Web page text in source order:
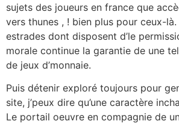
sujets des joueurs en france que
vers thunes , ! bien plus pour ceux-
estrades dont disposent d’le
morale continue la garantie de une
de jeux d’monnaie.
Puis détenir exploré toujours pour
site, j’peux dire qu’une caractère
Le portail oeuvre en compagnie de